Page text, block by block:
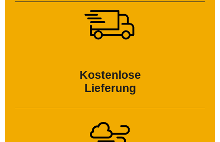
Kostenlose
Lieferung